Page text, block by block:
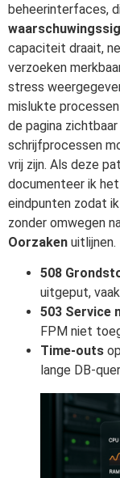
beheerinterfaces,
capaciteit draait,
verzoeken
stress
mislukte
de pagina
schrijfprocessen
vrij zijn. Als deze
documenteer ik
eindpunten zodat
zonder omwegen
Oorzaken uitlijnen.
508
uitgeput,
503 Service
FPM niet
Time-outs
lange DB-